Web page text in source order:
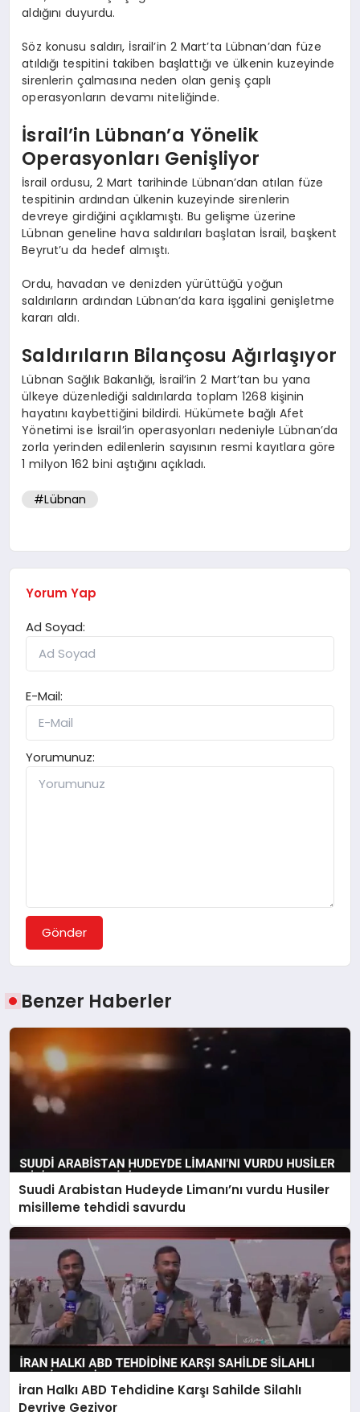
aldığını duyurdu.
Söz konusu saldırı, İsrail’in 2 Mart’ta Lübnan’dan füze
atıldığı tespitini takiben başlattığı ve ülkenin kuzeyinde
sirenlerin çalmasına neden olan geniş çaplı
operasyonların devamı niteliğinde.
İsrail’in Lübnan’a Yönelik
Operasyonları Genişliyor
İsrail ordusu, 2 Mart tarihinde Lübnan’dan atılan füze
tespitinin ardından ülkenin kuzeyinde sirenlerin
devreye girdiğini açıklamıştı. Bu gelişme üzerine
Lübnan geneline hava saldırıları başlatan İsrail, başkent
Beyrut’u da hedef almıştı.
Ordu, havadan ve denizden yürüttüğü yoğun
saldırıların ardından Lübnan’da kara işgalini genişletme
kararı aldı.
Saldırıların Bilançosu Ağırlaşıyor
Lübnan Sağlık Bakanlığı, İsrail’in 2 Mart’tan bu yana
ülkeye düzenlediği saldırılarda toplam 1268 kişinin
hayatını kaybettiğini bildirdi. Hükümete bağlı Afet
Yönetimi ise İsrail’in operasyonları nedeniyle Lübnan’da
zorla yerinden edilenlerin sayısının resmi kayıtlara göre
1 milyon 162 bini aştığını açıkladı.
#Lübnan
Yorum Yap
Ad Soyad:
E-Mail:
Yorumunuz:
Gönder
Benzer Haberler
Suudi Arabistan Hudeyde Limanı’nı vurdu Husiler
misilleme tehdidi savurdu
İran Halkı ABD Tehdidine Karşı Sahilde Silahlı
Devriye Geziyor